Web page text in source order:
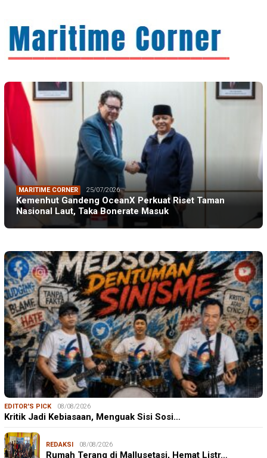
MARITIME CORNER 25/07/2026
Kemenhut Gandeng OceanX Perkuat Riset Taman
Nasional Laut, Taka Bonerate Masuk
EDITOR'S PICK 08/08/2026
Kritik Jadi Kebiasaan, Menguak Sisi Sosi…
REDAKSI 08/08/2026
Rumah Terang di Mallusetasi, Hemat Listr…